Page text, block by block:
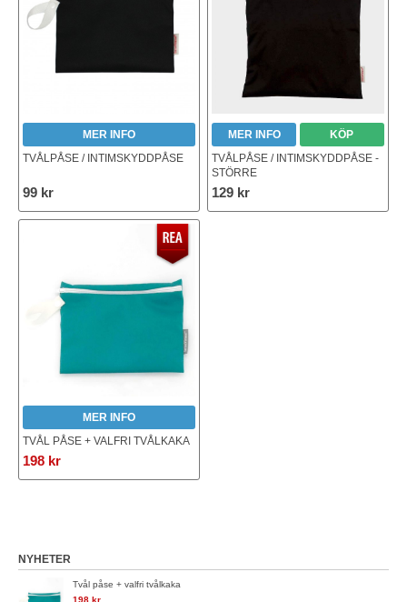
MER INFO
TVÅLPÅSE / INTIMSKYDDPÅSE
99 kr
MER INFO
KÖP
TVÅLPÅSE / INTIMSKYDDPÅSE -
STÖRRE
129 kr
MER INFO
TVÅL PÅSE + VALFRI TVÅLKAKA
198 kr
NYHETER
Tvål påse + valfri tvålkaka
198 kr